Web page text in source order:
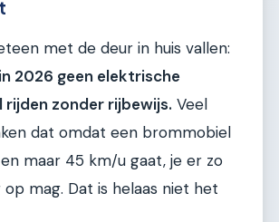
met de deur in huis vallen:
2026 geen elektrische
zonder rijbewijs. Veel
dat omdat een brommobiel
maar 45 km/u gaat, je er zo
mag. Dat is helaas niet het